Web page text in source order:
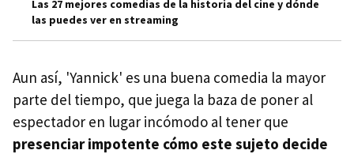
Las 27 mejores comedias de la historia del cine y dónde
las puedes ver en streaming
Aun así, 'Yannick' es una buena comedia la mayor
parte del tiempo, que juega la baza de poner al
espectador en lugar incómodo al tener que
presenciar impotente cómo este sujeto decide